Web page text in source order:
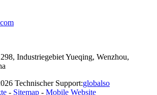
Industriegebiet Yueqing, Wenzhou,
Technischer Support:globalso
- Sitemap - Mobile Website